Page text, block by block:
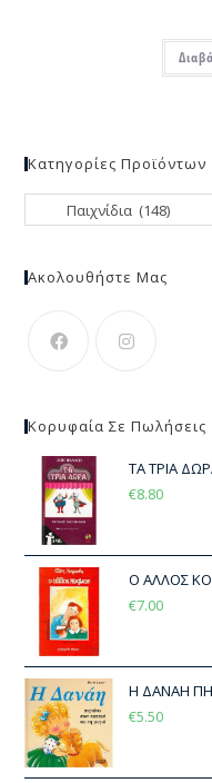
Κατηγορίες Προϊόντων
Ακολουθήστε Μας
Κορυφαία Σε Πωλήσεις
ΤΑ ΤΡΙΑ
€8.80
Ο ΑΛΛΟΣ
€7.00
Η ΔΑΝΑΗ
€5.50